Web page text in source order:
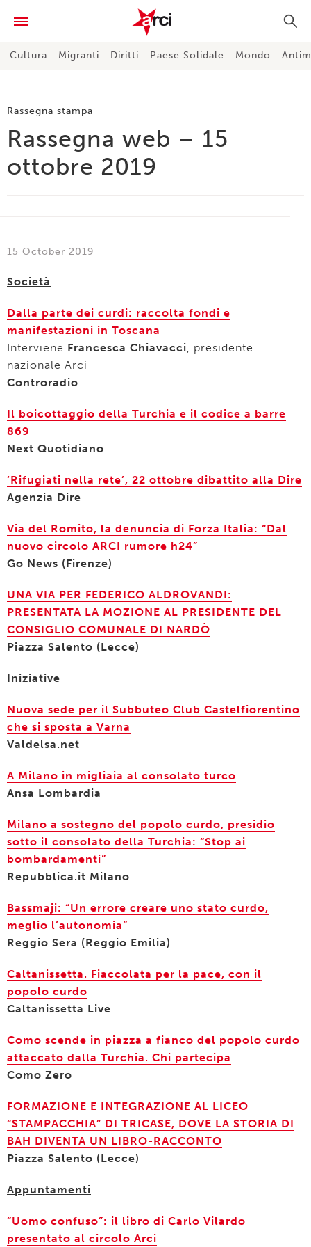
Cultura Migranti Diritti Paese Solidale Mondo
Rassegna stampa
Rassegna web – 15
ottobre 2019
15 October 2019
Società
Dalla parte dei curdi: raccolta fondi e
manifestazioni in Toscana
Interviene Francesca Chiavacci, presidente
nazionale Arci
Controradio
Il boicottaggio della Turchia e il codice a barre
869
Next Quotidiano
‘Rifugiati nella rete’, 22 ottobre dibattito alla Dire
Agenzia Dire
Via del Romito, la denuncia di Forza Italia: “Dal
nuovo circolo ARCI rumore h24”
Go News (Firenze)
UNA VIA PER FEDERICO ALDROVANDI:
PRESENTATA LA MOZIONE AL PRESIDENTE DEL
CONSIGLIO COMUNALE DI NARDÒ
Piazza Salento (Lecce)
Iniziative
Nuova sede per il Subbuteo Club Castelfiorentino
che si sposta a Varna
Valdelsa.net
A Milano in migliaia al consolato turco
Ansa Lombardia
Milano a sostegno del popolo curdo, presidio
sotto il consolato della Turchia: “Stop ai
bombardamenti”
Repubblica.it Milano
Bassmaji: “Un errore creare uno stato curdo,
meglio l’autonomia”
Reggio Sera (Reggio Emilia)
Caltanissetta. Fiaccolata per la pace, con il
popolo curdo
Caltanissetta Live
Como scende in piazza a fianco del popolo curdo
attaccato dalla Turchia. Chi partecipa
Como Zero
FORMAZIONE E INTEGRAZIONE AL LICEO
“STAMPACCHIA” DI TRICASE, DOVE LA STORIA DI
BAH DIVENTA UN LIBRO-RACCONTO
Piazza Salento (Lecce)
Appuntamenti
“Uomo confuso”: il libro di Carlo Vilardo
presentato al circolo Arci